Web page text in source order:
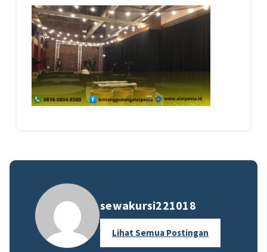
sewakursi221018
Lihat Semua Postingan